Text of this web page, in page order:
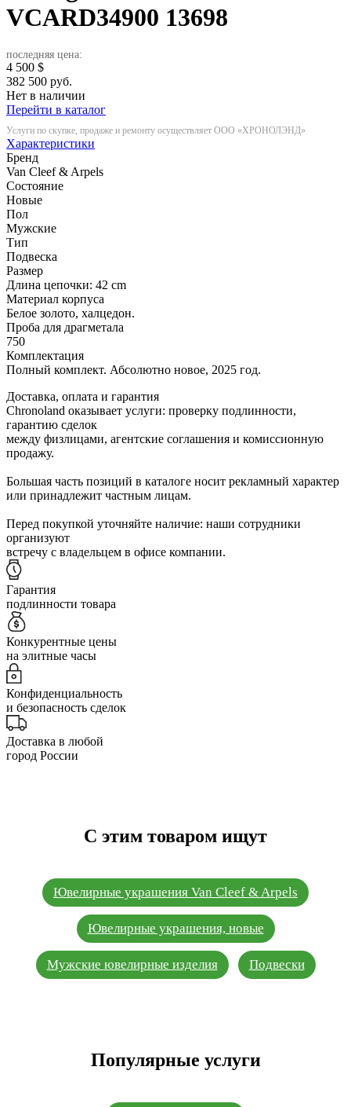
VCARD34900 13698
последняя цена:
4 500 $
382 500 руб.
Нет в наличии
Перейти в каталог
Услуги по скупке, продаже и ремонту осуществляет ООО «ХРОНОЛЭНД»
Характеристики
Бренд
Van Cleef & Arpels
Состояние
Новые
Пол
Мужские
Тип
Подвеска
Размер
Длина цепочки: 42 cm
Материал корпуса
Белое золото, халцедон.
Проба для драгметала
750
Комплектация
Полный комплект. Абсолютно новое, 2025 год.
Доставка, оплата и гарантия
Chronoland оказывает услуги: проверку подлинности,
гарантию сделок
между физлицами, агентские соглашения и комиссионную
продажу.
Большая часть позиций в каталоге носит рекламный характер
или принадлежит частным лицам.
Перед покупкой уточняйте наличие: наши сотрудники
организуют
встречу с владельцем в офисе компании.
Гарантия
подлинности товара
Конкурентные цены
на элитные часы
Конфиденциальность
и безопасность сделок
Доставка в любой
город России
С этим товаром ищут
Ювелирные украшения Van Cleef & Arpels
Ювелирные украшения, новые
Мужские ювелирные изделия Подвески
Популярные услуги